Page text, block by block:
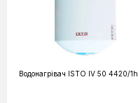
Водонагрівач ISTO IV 50 4420/1h